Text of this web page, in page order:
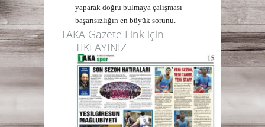
yaparak doğru bulmaya çalışması
başarısızlığın en büyük sorunu.
TAKA Gazete Link için
TIKLAYINIZ